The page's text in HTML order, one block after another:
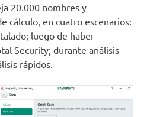
20.000 nombres y
cálculo, en cuatro escenarios:
luego de haber
Security; durante análisis
rápidos.